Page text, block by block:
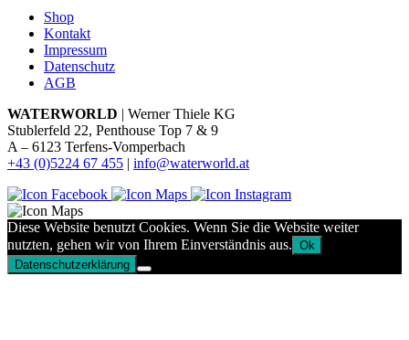
Shop
Kontakt
Impressum
Datenschutz
AGB
WATERWORLD | Werner Thiele KG
Stublerfeld 22, Penthouse Top 7 & 9
A – 6123 Terfens-Vomperbach
+43 (0)5224 67 455 | info@waterworld.at
Diese Website benutzt Cookies. Wenn Sie die Website weiter
nutzten, gehen wir von Ihrem Einverständnis aus. Ok
Datenschutzerklärung